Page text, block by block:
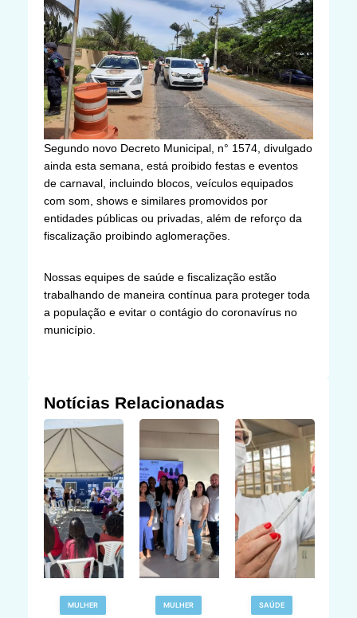
Segundo novo Decreto Municipal, n° 1574, divulgado
ainda esta semana, está proibido festas e eventos
de carnaval, incluindo blocos, veículos equipados
com som, shows e similares promovidos por
entidades públicas ou privadas, além de reforço da
fiscalização proibindo aglomerações.
Nossas equipes de saúde e fiscalização estão
trabalhando de maneira contínua para proteger toda
a população e evitar o contágio do coronavírus no
município.
Notícias Relacionadas
MULHER MULHER SAÚDE